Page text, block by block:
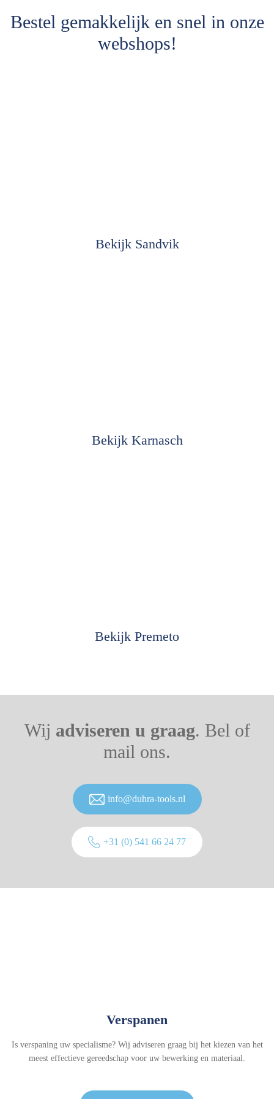
Bestel gemakkelijk en snel in onze
webshops!
Bekijk Sandvik
Bekijk Karnasch
Bekijk Premeto
Wij adviseren u graag. Bel of
mail ons.
info@duhra-tools.nl
+31 (0) 541 66 24 77
Verspanen
Is verspaning uw specialisme? Wij adviseren graag bij het kiezen van het
meest effectieve gereedschap voor uw bewerking en materiaal.